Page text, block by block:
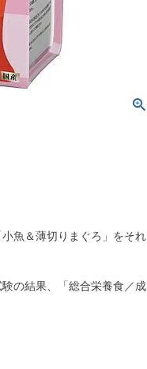
魚＆薄切りまぐろ」をそれ
の結果、「総合栄養食／成